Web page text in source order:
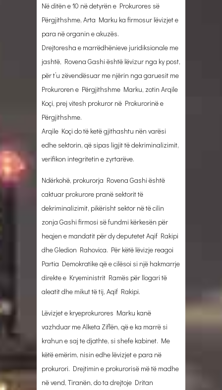
Në ditën e 10 në detyrën e Prokurores së
Përgjithshme, Arta Marku ka firmosur lëvizjet e
para në organin e akuzës.
Drejtoresha e marrëdhënieve juridiksionale me
jashtë, Rovena Gashi është lëvizur nga ky post,
për t’u zëvendësuar me njërin nga garuesit me
Prokuroren e Përgjithshme Marku, zotin Arqile
Koçi, prej vitesh prokuror në Prokurorinë e
Përgjithshme.
Arqile Koçi do të ketë gjithashtu nën varësi
edhe sektorin, që sipas ligjit të dekriminalizimit,
verifikon integritetin e zyrtarëve.
Ndërkohë, prokurorja Rovena Gashi është
caktuar prokurore pranë sektorit të
dekriminalizimit, pikërisht sektor në të cilin
zonja Gashi firmosi së fundmi kërkesën për
heqjen e mandatit për dy deputetet Aqif Rakipi
dhe Gledion Rahovica. Për këtë lëvizje reagoi
Partia Demokratike që e cilësoi si një hakmarrje
direkte e Kryeministrit Ramës për llogari të
aleatit dhe mikut të tij, Aqif Rakipi.
Lëvizjet e kryeprokurores Marku kanë
vazhduar me Alketa Ziflën, që e ka marrë si
krahun e saj te djathte, si shefe kabinet. Me
këtë emërim, nisin edhe lëvizjet e para në
prokurori. Drejtimin e prokurorisë më të madhe
në vend, Tiranën, do ta drejtoje Dritan